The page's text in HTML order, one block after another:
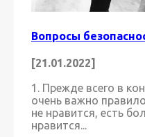
Вопросы
[21.01.2022]
1. Прежде всего в
очень важно
не нравится, есть
нравится...